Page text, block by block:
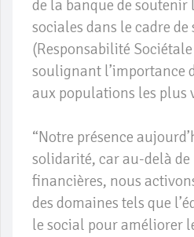
de la banque de
sociales dans le cadre de
(Responsabilité
soulignant l’importance
aux populations les plus
“Notre présence
solidarité, car au-delà de
financières, nous
des domaines tels que
le social pour améliorer